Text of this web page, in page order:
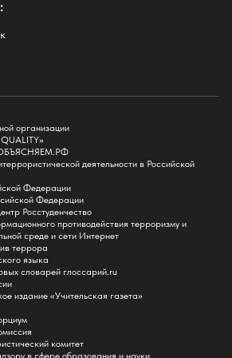
факультет
факультет
языков
психологии
и спорта
для иностранных граждан
организации
ОБЪЯСНЯЕМ.РФ
деятельности в Российской
Федерации
Федерации
Росстуденчество
противодействия терроризму и
среде и сети Интернет
террора
языка
словарей глоссарий.ru
издание «Учительская газета»
комитет
в сфере образования и науки